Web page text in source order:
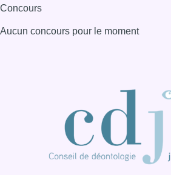
Concours
Aucun concours pour le moment